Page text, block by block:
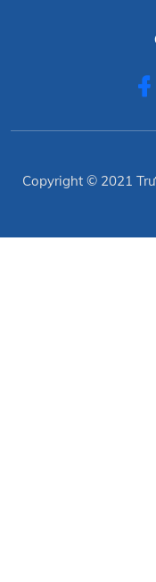
Copyright © 2021